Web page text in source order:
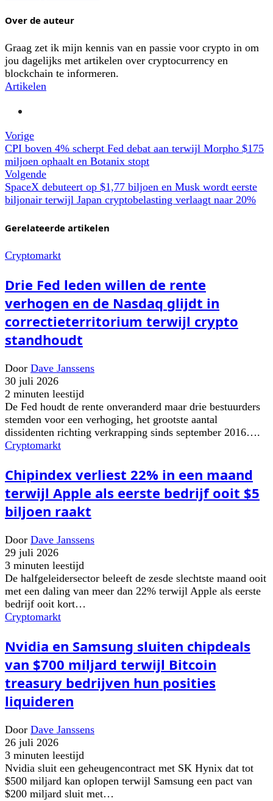
Over de auteur
Graag zet ik mijn kennis van en passie voor crypto in om
jou dagelijks met artikelen over cryptocurrency en
blockchain te informeren.
Artikelen
Vorige
CPI boven 4% scherpt Fed debat aan terwijl Morpho $175
miljoen ophaalt en Botanix stopt
Volgende
SpaceX debuteert op $1,77 biljoen en Musk wordt eerste
biljonair terwijl Japan cryptobelasting verlaagt naar 20%
Gerelateerde artikelen
Cryptomarkt
Drie Fed leden willen de rente
verhogen en de Nasdaq glijdt in
correctieterritorium terwijl crypto
standhoudt
Door Dave Janssens
30 juli 2026
2 minuten leestijd
De Fed houdt de rente onveranderd maar drie bestuurders
stemden voor een verhoging, het grootste aantal
dissidenten richting verkrapping sinds september 2016….
Cryptomarkt
Chipindex verliest 22% in een maand
terwijl Apple als eerste bedrijf ooit $5
biljoen raakt
Door Dave Janssens
29 juli 2026
3 minuten leestijd
De halfgeleidersector beleeft de zesde slechtste maand ooit
met een daling van meer dan 22% terwijl Apple als eerste
bedrijf ooit kort…
Cryptomarkt
Nvidia en Samsung sluiten chipdeals
van $700 miljard terwijl Bitcoin
treasury bedrijven hun posities
liquideren
Door Dave Janssens
26 juli 2026
3 minuten leestijd
Nvidia sluit een geheugencontract met SK Hynix dat tot
$500 miljard kan oplopen terwijl Samsung een pact van
$200 miljard sluit met…